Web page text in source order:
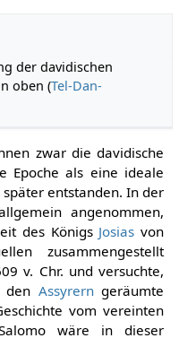
der davidischen
oben (Tel-Dan-
zwar die davidische
Epoche als eine ideale
entstanden. In der
angenommen,
des Königs Josias von
zusammengestellt
v. Chr. und versuchte,
den Assyrerngeräumte
vom vereinten
wäre in dieser